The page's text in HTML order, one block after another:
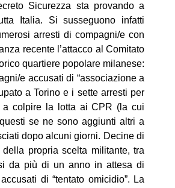
Sicurezza sta provando a
Italia. Si susseguono infatti
arresti di compagni/e con
recente l’attacco al Comitato
quartiere popolare milanese:
e accusati di “associazione a
a Torino e i sette arresti per
a colpire la lotta ai CPR (la cui
se ne sono aggiunti altri a
dopo alcuni giorni. Decine di
propria scelta militante, tra
da più di un anno in attesa di
di “tentato omicidio”. La